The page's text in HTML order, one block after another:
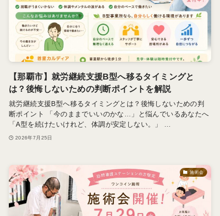
【那覇市】就労継続支援B型へ移るタイミングと
は？後悔しないための判断ポイントを解説
就労継続支援B型へ移るタイミングとは？後悔しないための判
断ポイント 「今のままでいいのかな…」と悩んでいるあなたへ
「A型を続けたいけれど、体調が安定しない。」 …
2026年7月25日
施術会